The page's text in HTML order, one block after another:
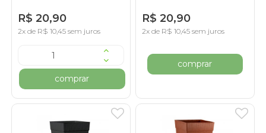
R$ 20,90
2x de R$ 10,45 sem juros
comprar
R$ 20,90
2x de R$ 10,45 sem juros
comprar